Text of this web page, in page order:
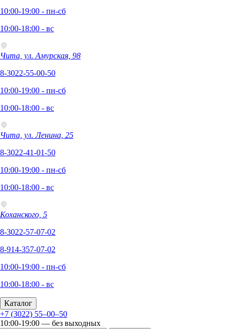
10:00-19:00 - пн-сб
10:00-18:00 - вс
Чита, ул. Амурская, 98
8-3022-55-00-50
10:00-19:00 - пн-сб
10:00-18:00 - вс
Чита, ул. Ленина, 25
8-3022-41-01-50
10:00-19:00 - пн-сб
10:00-18:00 - вс
Коханского, 5
8-3022-57-07-02
8-914-357-07-02
10:00-19:00 - пн-сб
10:00-18:00 - вс
Каталог
+7 (3022) 55‒00‒50
10:00-19:00 — без выходных